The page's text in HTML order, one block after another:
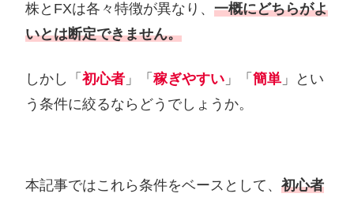
株とFXは各々特徴が異なり、 一概にどちらがよ
いとは断定できません。
しかし「 初心者 」「 稼ぎやすい 」「 簡単 」とい
う条件に絞るならどうでしょうか。
本記事ではこれら条件をベースとして、 初心者